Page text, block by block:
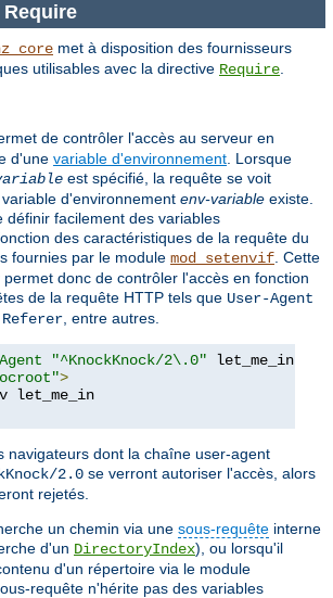
met à disposition des fournisseurs
utilisables avec la directive Require
de contrôler l'accès au serveur en
d'une variable d'environnement . Lorsque
est spécifié, la requête se voit
d'environnement env-variable existe.
définir facilement des variables
des caractéristiques de la requête du
fournies par le module mod_setenvif . Cette
donc de contrôler l'accès en fonction
de la requête HTTP tels que User-Agent
Referer , entre autres.
"^KnockKnock/2\.0"
>
navigateurs dont la chaîne user-agent
2.0 se verront autoriser l'accès, alors
rejetés.
un chemin via une sous-requête interne
d'un DirectoryIndex), ou lorsqu'il
d'un répertoire via le module
requête n'hérite pas des variables